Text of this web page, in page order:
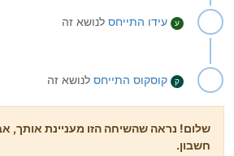
ע עידו התייחס לנושא זה
ק קוסקוס התייחס לנושא זה
שלום! נראה שהשיחה הזו מעניינת אותך,
חשבון.